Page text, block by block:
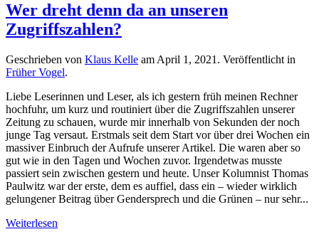
Wer dreht denn da an unseren
Zugriffszahlen?
Geschrieben von Klaus Kelle am April 1, 2021 . Veröffentlicht in
Früher Vogel.
Liebe Leserinnen und Leser, als ich gestern früh meinen Rechner
hochfuhr, um kurz und routiniert über die Zugriffszahlen unserer
Zeitung zu schauen, wurde mir innerhalb von Sekunden der noch
junge Tag versaut. Erstmals seit dem Start vor über drei Wochen ein
massiver Einbruch der Aufrufe unserer Artikel. Die waren aber so
gut wie in den Tagen und Wochen zuvor. Irgendetwas musste
passiert sein zwischen gestern und heute. Unser Kolumnist Thomas
Paulwitz war der erste, dem es auffiel, dass ein – wieder wirklich
gelungener Beitrag über Gendersprech und die Grünen – nur sehr...
Weiterlesen